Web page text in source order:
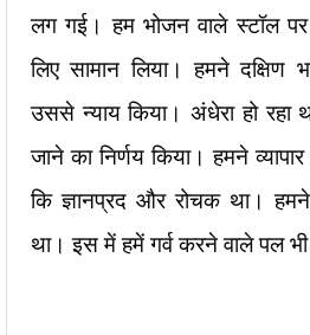
लग गई। हम भोजन वाले स्टॉल
लिए सामान लिया। हमने दक्षिण
उससे न्याय किया। अंधेरा हो रहा
जाने का निर्णय किया। हमने
कि ज्ञानप्रद और रोचक था।
था। इस में हमें गर्व करने वाले पल